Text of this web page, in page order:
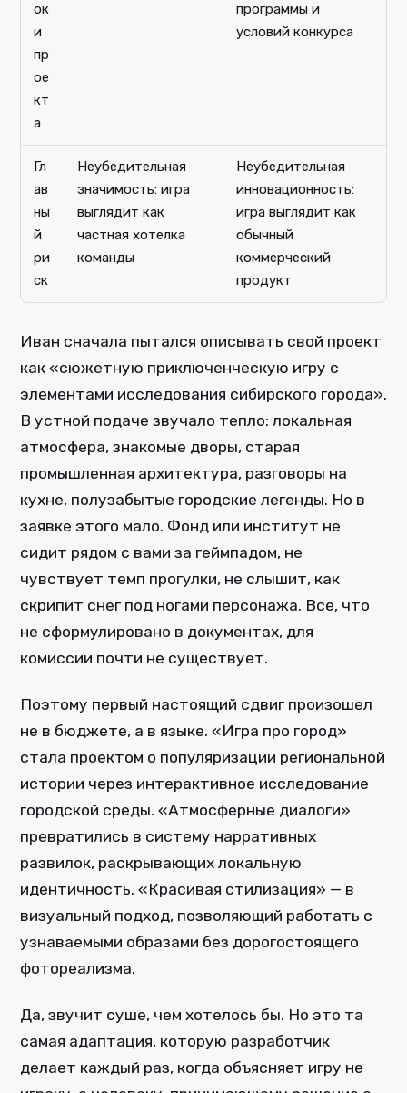
ок
и
пр
ое
кт
а
программы и
условий конкурса
Гл
ав
ны
й
ри
ск
Неубедительная
значимость: игра
выглядит как
частная хотелка
команды
Неубедительная
инновационность:
игра выглядит как
обычный
коммерческий
продукт
Иван сначала пытался описывать свой проект
как «сюжетную приключенческую игру с
элементами исследования сибирского города».
В устной подаче звучало тепло: локальная
атмосфера, знакомые дворы, старая
промышленная архитектура, разговоры на
кухне, полузабытые городские легенды. Но в
заявке этого мало. Фонд или институт не
сидит рядом с вами за геймпадом, не
чувствует темп прогулки, не слышит, как
скрипит снег под ногами персонажа. Все, что
не сформулировано в документах, для
комиссии почти не существует.
Поэтому первый настоящий сдвиг произошел
не в бюджете, а в языке. «Игра про город»
стала проектом о популяризации региональной
истории через интерактивное исследование
городской среды. «Атмосферные диалоги»
превратились в систему нарративных
развилок, раскрывающих локальную
идентичность. «Красивая стилизация» — в
визуальный подход, позволяющий работать с
узнаваемыми образами без дорогостоящего
фотореализма.
Да, звучит суше, чем хотелось бы. Но это та
самая адаптация, которую разработчик
делает каждый раз, когда объясняет игру не